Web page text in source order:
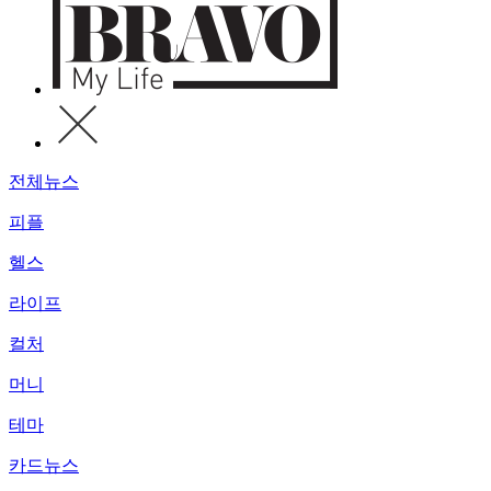
전체뉴스
피플
헬스
라이프
컬처
머니
테마
카드뉴스